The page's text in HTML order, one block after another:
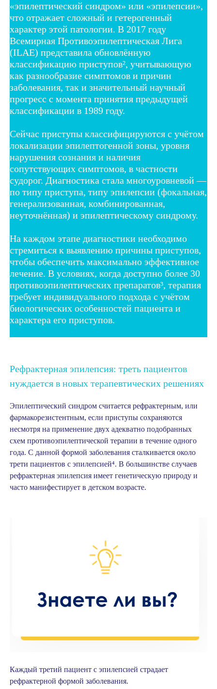
«эпилептический синдром» или «эпилепсии»,
что отражает сложный и гетерогенный
характер этой патологии. В 2017 году
Всемирная Противоэпилептическая Лига
(ILAE) представила обновлённую
классификацию приступов², учитывающую
как разнообразие симптомов и причин
заболевания, так и значительный научный
прогресс с момента принятия предыдущей
классификации в 1989 году.
Сейчас приступы классифицируются с учётом
локализации эпилептогенной зоны, уровня
нарушения сознания и наличия
сопутствующих симптомов, в частности
судорог. Диагностика стала многоуровневой —
по типу приступа, типу эпилепсии (фокальная,
генерализованная, комбинированная,
неуточнённая) и эпилептическому синдрому.
На каждом этапе диагностики необходимо
стремиться к выявлению причины приступов,
чтобы обеспечить максимально эффективное
лечение. В условиях, когда доступно более 30
противоэпилептических препаратов³, терапия
требует индивидуального подхода с учётом
биологических особенностей пациента и
характера его приступов.
Рефрактерная эпилепсия: треть пациентов
нуждается в новых терапевтических решениях
Эпилептический синдром считается рефрактерным, или
фармакорезистентным, если приступы сохраняются
несмотря на применение двух адекватно подобранных
схем противоэпилептической терапии в течение одного
года. С данной формой заболевания сталкивается около
трети пациентов с эпилепсией⁴. В большинстве случаев
рефрактерная эпилепсия имеет генетическую природу и
часто манифестирует в детском возрасте.
Каждый третий пациент с эпилепсией страдает
рефрактерной формой заболевания.